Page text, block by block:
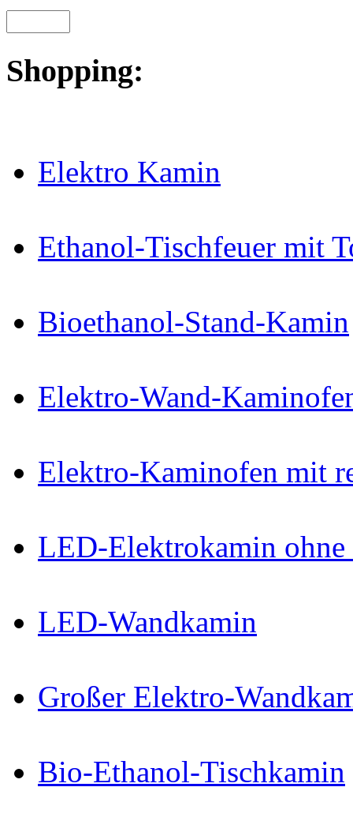
Shopping:
Elektro Kamin
Ethanol-Tischfeuer mit
Bioethanol-Stand-Kamin
Elektro-Wand-
Elektro-Kaminofen mit
LED-Elektrokamin
LED-Wandkamin
Großer Elektro-
Bio-Ethanol-Tischkamin